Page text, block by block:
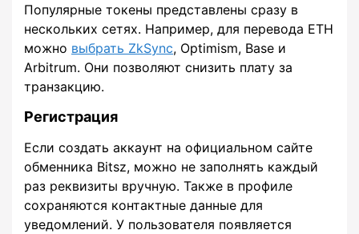
Популярные токены представлены сразу в
нескольких сетях. Например, для перевода ETH
можно выбрать ZkSync, Optimism, Base и
Arbitrum. Они позволяют снизить плату за
транзакцию.
Регистрация
Если создать аккаунт на официальном сайте
обменника Bitsz, можно не заполнять каждый
раз реквизиты вручную. Также в профиле
сохраняются контактные данные для
уведомлений. У пользователя появляется